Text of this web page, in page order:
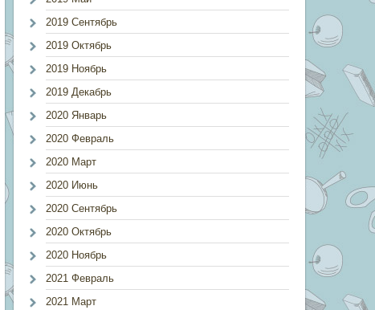
2019 Сентябрь
2019 Октябрь
2019 Ноябрь
2019 Декабрь
2020 Январь
2020 Февраль
2020 Март
2020 Июнь
2020 Сентябрь
2020 Октябрь
2020 Ноябрь
2021 Февраль
2021 Март